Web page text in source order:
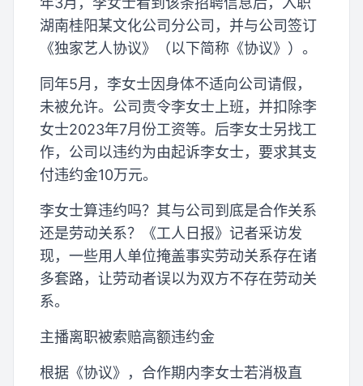
湖南桂阳某文化公司分公司，并与公司签订
《独家艺人协议》（以下简称《协议》）。
同年5月，李女士因身体不适向公司请假，
未被允许。公司责令李女士上班，并扣除李
女士2023年7月份工资等。后李女士另找工
作，公司以违约为由起诉李女士，要求其支
付违约金10万元。
李女士算违约吗？其与公司到底是合作关系
还是劳动关系？《工人日报》记者采访发
现，一些用人单位掩盖事实劳动关系存在诸
多套路，让劳动者误以为双方不存在劳动关
系。
主播离职被索赔高额违约金
根据《协议》，合作期内李女士若消极直